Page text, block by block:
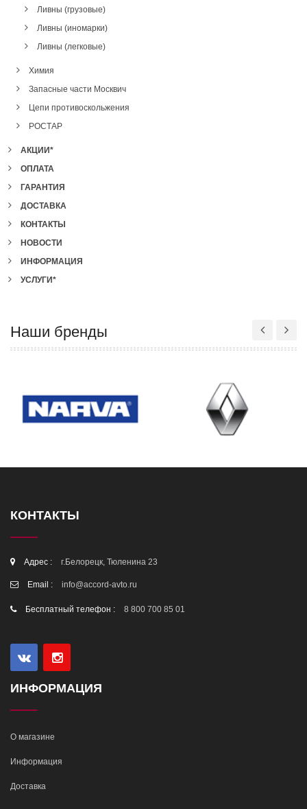
Ливны (грузовые)
Ливны (иномарки)
Ливны (легковые)
Химия
Запасные части Москвич
Цепи противоскольжения
РОСТАР
АКЦИИ*
ОПЛАТА
ГАРАНТИЯ
ДОСТАВКА
КОНТАКТЫ
НОВОСТИ
ИНФОРМАЦИЯ
УСЛУГИ*
Наши бренды
КОНТАКТЫ
Адрес : г.Белорецк, Тюленина 23
Email : info@accord-avto.ru
Бесплатный телефон : 8 800 700 85 01
ИНФОРМАЦИЯ
О магазине
Информация
Доставка